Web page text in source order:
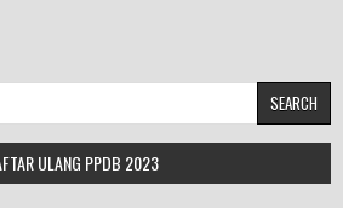
ULANG PPDB 2023